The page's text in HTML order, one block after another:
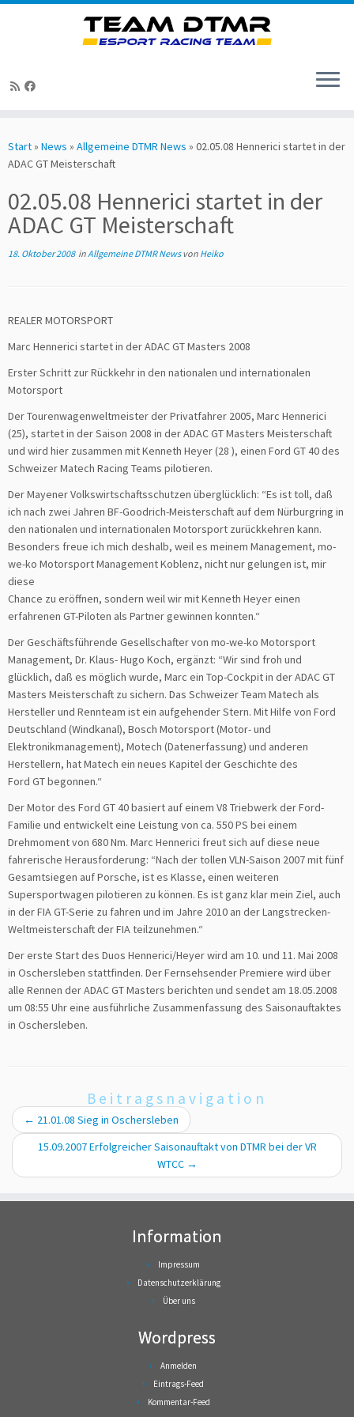
Inhalt
springen
Start» News » Allgemeine DTMR News » 02.05.08 Hennerici startet in der
ADAC GT Meisterschaft
02.05.08 Hennerici startet in der
ADAC GT Meisterschaft
18. Oktober 2008inAllgemeine DTMR Newsvon Heiko
REALER MOTORSPORT
Marc Hennerici startet in der ADAC GT Masters 2008
Erster Schritt zur Rückkehr in den nationalen und internationalen
Motorsport
Der Tourenwagenweltmeister der Privatfahrer 2005, Marc Hennerici
(25), startet in der Saison 2008 in der ADAC GT Masters Meisterschaft
und wird hier zusammen mit Kenneth Heyer (28 ), einen Ford GT 40 des
Schweizer Matech Racing Teams pilotieren.
Der Mayener Volkswirtschaftsschutzen überglücklich: “Es ist toll, daß
ich nach zwei Jahren BF-Goodrich-Meisterschaft auf dem Nürburgring in
den nationalen und internationalen Motorsport zurückkehren kann.
Besonders freue ich mich deshalb, weil es meinem Management, mo-
we-ko Motorsport Management Koblenz, nicht nur gelungen ist, mir
diese
Chance zu eröffnen, sondern weil wir mit Kenneth Heyer einen
erfahrenen GT-Piloten als Partner gewinnen konnten.“
Der Geschäftsführende Gesellschafter von mo-we-ko Motorsport
Management, Dr. Klaus- Hugo Koch, ergänzt: “Wir sind froh und
glücklich, daß es möglich wurde, Marc ein Top-Cockpit in der ADAC GT
Masters Meisterschaft zu sichern. Das Schweizer Team Matech als
Hersteller und Rennteam ist ein aufgehender Stern. Mit Hilfe von Ford
Deutschland (Windkanal), Bosch Motorsport (Motor- und
Elektronikmanagement), Motech (Datenerfassung) und anderen
Herstellern, hat Matech ein neues Kapitel der Geschichte des
Ford GT begonnen.“
Der Motor des Ford GT 40 basiert auf einem V8 Triebwerk der Ford-
Familie und entwickelt eine Leistung von ca. 550 PS bei einem
Drehmoment von 680 Nm. Marc Hennerici freut sich auf diese neue
fahrerische Herausforderung: “Nach der tollen VLN-Saison 2007 mit fünf
Gesamtsiegen auf Porsche, ist es Klasse, einen weiteren
Supersportwagen pilotieren zu können. Es ist ganz klar mein Ziel, auch
in der FIA GT-Serie zu fahren und im Jahre 2010 an der Langstrecken-
Weltmeisterschaft der FIA teilzunehmen.“
Der erste Start des Duos Hennerici/Heyer wird am 10. und 11. Mai 2008
in Oschersleben stattfinden. Der Fernsehsender Premiere wird über
alle Rennen der ADAC GT Masters berichten und sendet am 18.05.2008
um 08:55 Uhr eine ausführliche Zusammenfassung des Saisonauftaktes
in Oschersleben.
Beitragsnavigation
← 21.01.08 Sieg in Oschersleben
15.09.2007 Erfolgreicher Saisonauftakt von DTMR bei der VR
WTCC →
Information
Impressum
Datenschutzerklärung
Über uns
Wordpress
Anmelden
Eintrags-Feed
Kommentar-Feed